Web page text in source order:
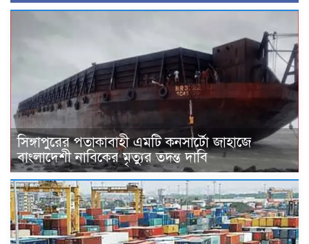
সিঙ্গাপুরের পতাকাবাহী এমটি কনসার্টো জাহাজে
বাংলাদেশী নাবিকের মৃত্যুর তদন্ত দাবি